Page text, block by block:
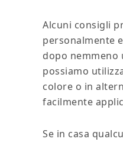
Alcuni consigli
personalmente
dopo nemmeno
possiamo
colore o in
facilmente
Se in casa